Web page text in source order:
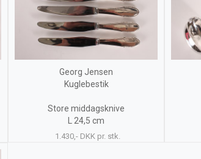
Georg Jensen
Kuglebestik
Store middagsknive
L 24,5 cm
1.430,- DKK pr. stk.